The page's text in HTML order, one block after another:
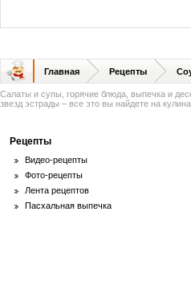
Главная Рецепты
Салаты и супы, горячие блюда, выпечка и
звезд эстрады – все это вы найдете на
Рецепты
Видео-рецепты
Фото-рецепты
Лента рецептов
Пасхальная выпечка